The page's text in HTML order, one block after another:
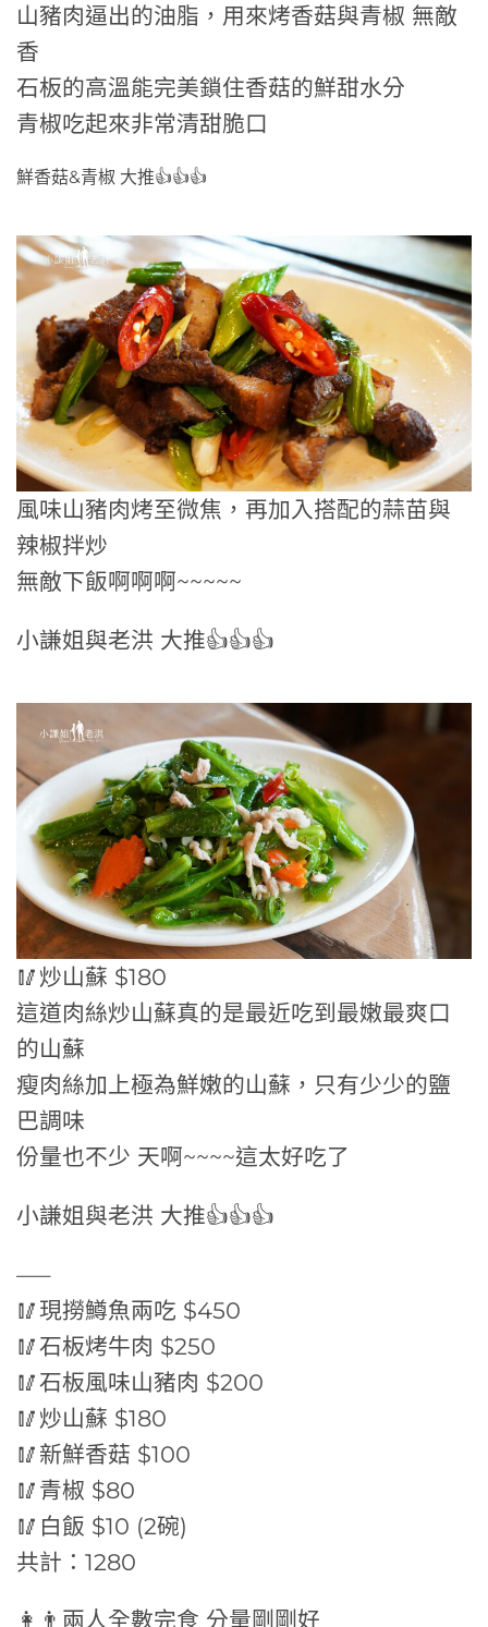
山豬肉逼出的油脂，用來烤香菇與青椒 無敵
香
石板的高溫能完美鎖住香菇的鮮甜水分
青椒吃起來非常清甜脆口
鮮香菇&青椒 大推👍👍👍
風味山豬肉烤至微焦，再加入搭配的蒜苗與
辣椒拌炒
無敵下飯啊啊啊~~~~~
小謙姐與老洪 大推👍👍👍
🥢炒山蘇 $180
這道肉絲炒山蘇真的是最近吃到最嫩最爽口
的山蘇
瘦肉絲加上極為鮮嫩的山蘇，只有少少的鹽
巴調味
份量也不少 天啊~~~~這太好吃了
小謙姐與老洪 大推👍👍👍
—–
🥢現撈鱒魚兩吃 $450
🥢石板烤牛肉 $250
🥢石板風味山豬肉 $200
🥢炒山蘇 $180
🥢新鮮香菇 $100
🥢青椒 $80
🥢白飯 $10 (2碗)
共計：1280
👩👨兩人全數完食 分量剛剛好